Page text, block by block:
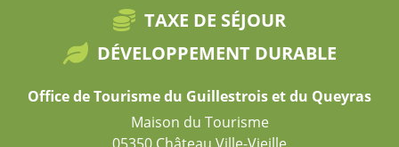
TAXE DE SÉJOUR
DÉVELOPPEMENT DURABLE
Office de Tourisme du Guillestrois et du Queyras
Maison du Tourisme